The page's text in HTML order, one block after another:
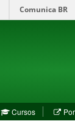
Comunica BR
Cursos